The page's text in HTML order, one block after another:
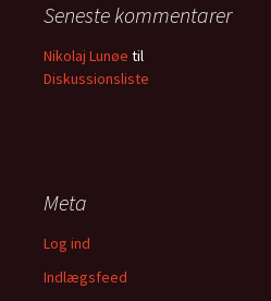
Seneste kommentarer
Nikolaj Lunøe til
Diskussionsliste
Meta
Log ind
Indlægsfeed